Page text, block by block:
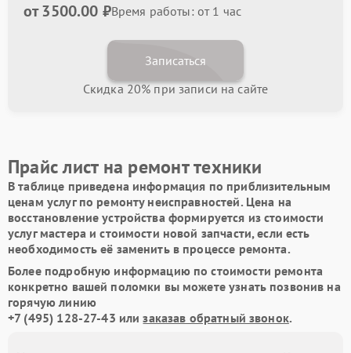
от 3500.00 ₽Время работы: от 1 час
Записаться
Скидка 20% при записи на сайте
Прайс лист на ремонт техники
В таблице приведена информация по приблизительным
ценам услуг по ремонту неисправностей. Цена на
восстановление устройства формируется из стоимости
услуг мастера и стоимости новой запчасти, если есть
необходимость её заменить в процессе ремонта.
Более подробную информацию по стоимости ремонта
конкретно вашей поломки вы можете узнать позвонив на
горячую линию
+7 (495) 128-27-43 илизаказав обратный звонок.